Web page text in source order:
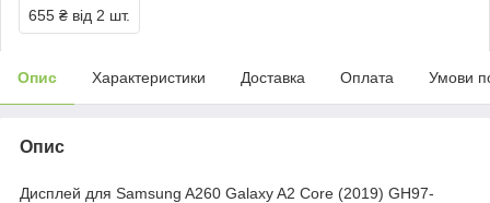
655 ₴ від 2 шт.
Опис Характеристики Доставка Оплата Умови
Опис
Дисплей для Samsung A260 Galaxy A2 Core (2019) GH97-